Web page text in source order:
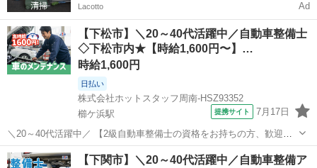
Lacotto Ad
【下松市】＼20～40代活躍中／自動車整備士
◇下松市内★【時給1,600円〜】…
時給1,600円
日払い
株式会社ホットスタッフ周南-HSZ93352
櫛ケ浜駅
提携サイト 7月17日
＼20～40代活躍中／ 【2級自動車整備士の資格をお持ちの方、歓迎】
自動車の点検、修理、部品交換といった、 軽自動車から普通車まで対
応していただきます! 地域で長く愛される安定した大手ディーラーで
山口 下松市 櫛ケ浜駅
【下関市】＼20～40代活躍中／自動車整備ア